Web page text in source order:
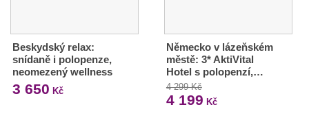
Beskydský relax:
snídaně i polopenze,
neomezený wellness
3 650 Kč
Německo v lázeňském
městě: 3* AktiVital
Hotel s polopenzí,…
4 299 Kč
4 199 Kč